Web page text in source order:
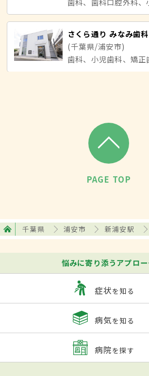
さくら通り みなみ歯
(千葉県/浦安市)
PAGE TOP
千葉県 浦安市 新浦安駅
悩みに寄り添うアプロ
症状を知る
病気を知る
病院を探す